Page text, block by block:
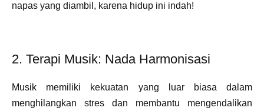
napas yang diambil, karena hidup ini indah!
2. Terapi Musik: Nada Harmonisasi
Musik memiliki kekuatan yang luar biasa dalam
menghilangkan stres dan membantu mengendalikan